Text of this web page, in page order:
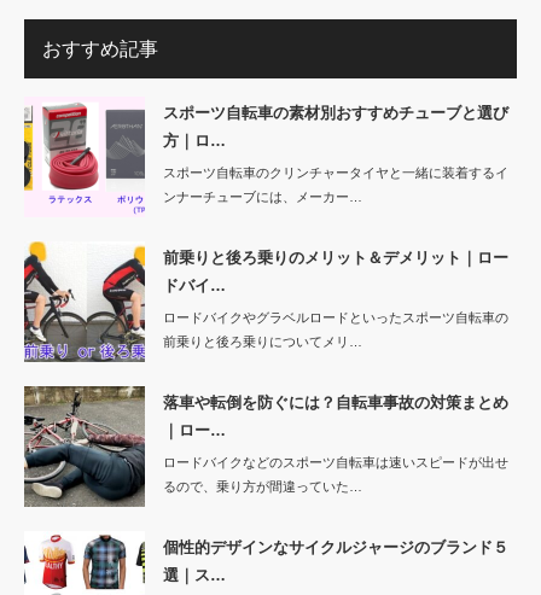
おすすめ記事
スポーツ自転車の素材別おすすめチューブと選び
方｜ロ…
スポーツ自転車のクリンチャータイヤと一緒に装着するイ
ンナーチューブには、メーカー…
前乗りと後ろ乗りのメリット＆デメリット｜ロー
ドバイ…
ロードバイクやグラベルロードといったスポーツ自転車の
前乗りと後ろ乗りについてメリ…
落車や転倒を防ぐには？自転車事故の対策まとめ
｜ロー…
ロードバイクなどのスポーツ自転車は速いスピードが出せ
るので、乗り方が間違っていた…
個性的デザインなサイクルジャージのブランド５
選｜ス…